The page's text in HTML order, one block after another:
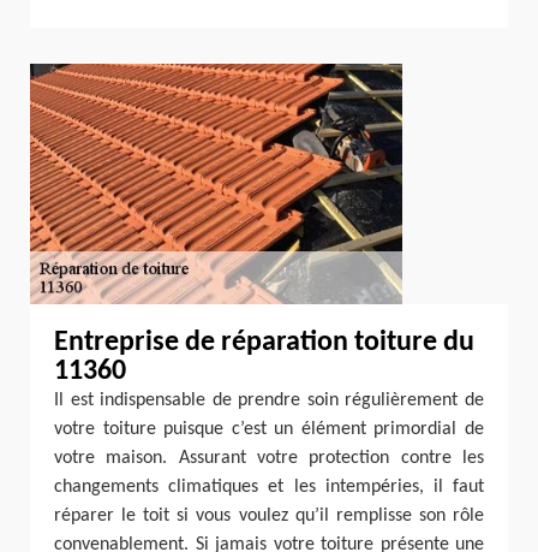
Entreprise de réparation toiture du
11360
Il est indispensable de prendre soin régulièrement de
votre toiture puisque c’est un élément primordial de
votre maison. Assurant votre protection contre les
changements climatiques et les intempéries, il faut
réparer le toit si vous voulez qu’il remplisse son rôle
convenablement. Si jamais votre toiture présente une